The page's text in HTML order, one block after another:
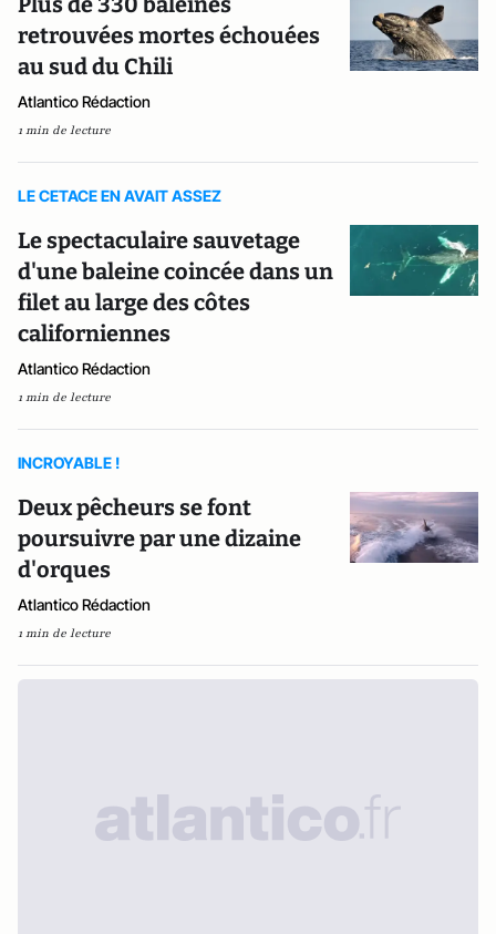
retrouvées mortes échouées
au sud du Chili
Atlantico Rédaction
1 min de lecture
LE CETACE EN AVAIT ASSEZ
Le spectaculaire sauvetage
d'une baleine coincée dans un
filet au large des côtes
californiennes
Atlantico Rédaction
1 min de lecture
INCROYABLE !
Deux pêcheurs se font
poursuivre par une dizaine
d'orques
Atlantico Rédaction
1 min de lecture